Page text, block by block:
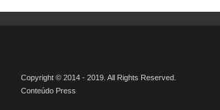
Copyright © 2014 - 2019. All Rights Reserved.
Conteúdo Press